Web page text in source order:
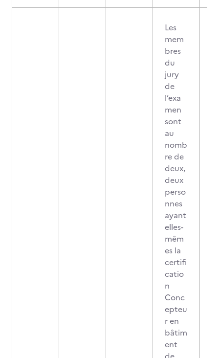
Les
mem
bres
du
jury
de
l’exa
men
sont
au
nomb
re de
deux,
deux
perso
nnes
ayant
elles-
mêm
es la
certifi
catio
n
Conc
epteu
r en
bâtim
ent